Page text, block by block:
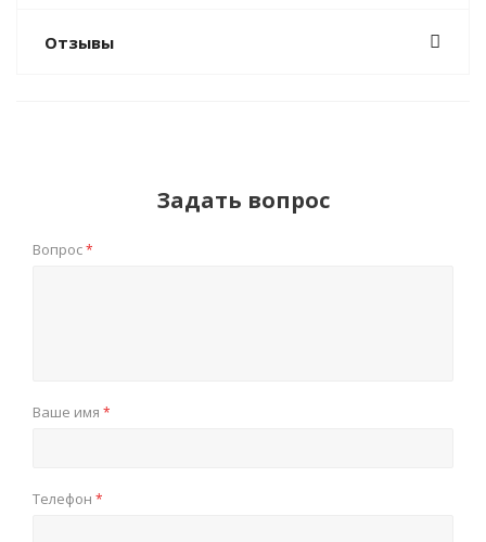
Отзывы
Задать вопрос
Вопрос*
Ваше имя *
Телефон *